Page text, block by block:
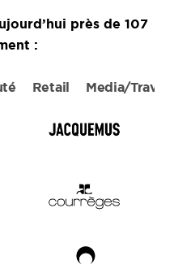
près de 107
:
Retail Media/Travel